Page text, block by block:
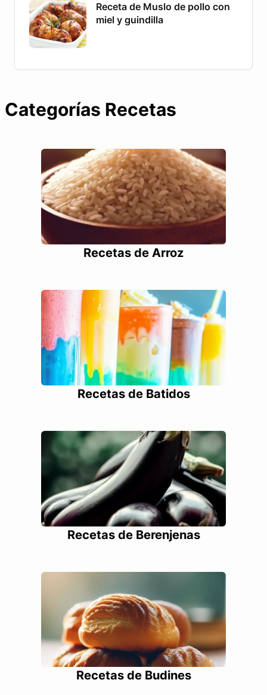
Receta de Muslo de pollo con
miel y guindilla
Categorías Recetas
Recetas de Arroz
Recetas de Batidos
Recetas de Berenjenas
Recetas de Budines